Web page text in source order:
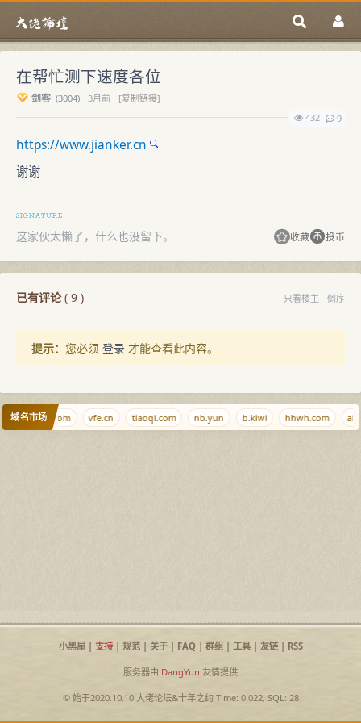
在帮忙测下速度各位
剑客 (3004) 3月前
[复制链接]
432
9
https://www.jianker.cn
谢谢
这家伙太懒了，什么也没留下。 收藏 投币
已有评论( 9 ) 只看楼主 倒序
提示： 您必须 登录 才能查看此内容。
域名市场0l6.com vfe.cn tiaoqi.com nb.yun b.kiwi hhwh.com
小黑屋| 支持| 规范| 关于| FAQ| 群组| 工具| 友链| RSS
服务器由 DangYun 友情提供
© 始于2020.10.10 大佬论坛&十年之约Time: 0.022, SQL: 28